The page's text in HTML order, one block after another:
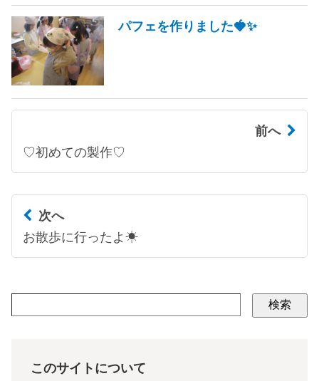
パフェを作りました🍓✨
前へ
♡初めての製作♡
次へ
お散歩に行ったよ☀
検索
このサイトについて